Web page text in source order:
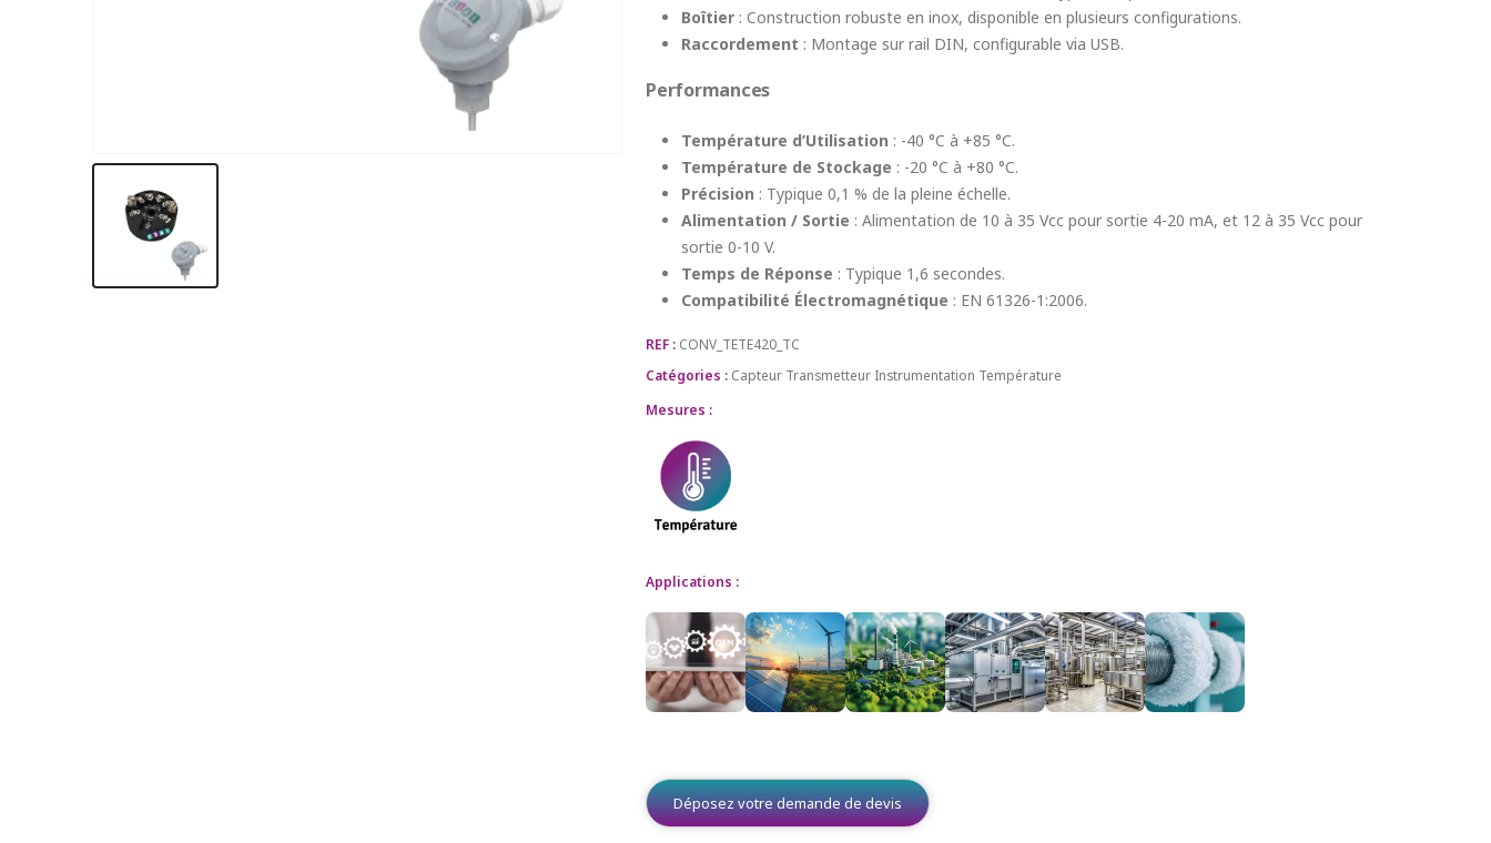
Boîtier : Construction robuste en inox, disponible en plusieurs configurations.
Raccordement : Montage sur rail DIN, configurable via USB.
Performances
Température d’Utilisation : -40 °C à +85 °C.
Température de Stockage : -20 °C à +80 °C.
Précision : Typique 0,1 % de la pleine échelle.
Alimentation / Sortie : Alimentation de 10 à 35 Vcc pour sortie 4-20 mA, et 12 à 35 Vcc pour
sortie 0-10 V.
Temps de Réponse : Typique 1,6 secondes.
Compatibilité Électromagnétique : EN 61326-1:2006.
REF : CONV_TETE420_TC
Catégories : Capteur Transmetteur Instrumentation Température
Mesures :
Applications :
Déposez votre demande de devis